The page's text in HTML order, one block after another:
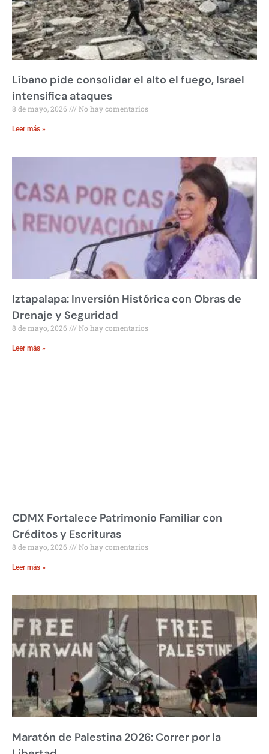
Líbano pide consolidar el alto el fuego, Israel
intensifica ataques
8 de mayo, 2026 No hay comentarios
Leer más »
Iztapalapa: Inversión Histórica con Obras de
Drenaje y Seguridad
8 de mayo, 2026 No hay comentarios
Leer más »
CDMX Fortalece Patrimonio Familiar con
Créditos y Escrituras
8 de mayo, 2026 No hay comentarios
Leer más »
Maratón de Palestina 2026: Correr por la